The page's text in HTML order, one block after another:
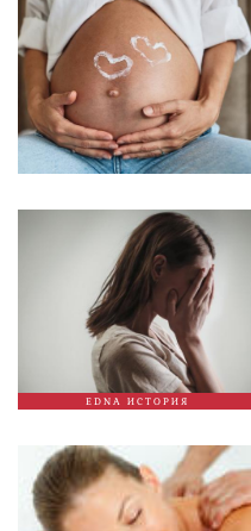
EDNA ИСТОРИЯ